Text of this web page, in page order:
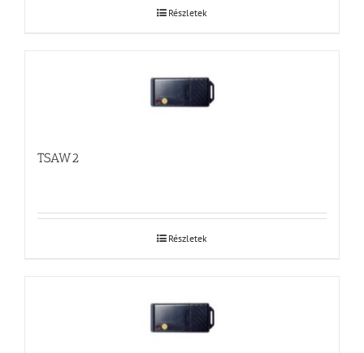
Részletek
TSAW2
Részletek